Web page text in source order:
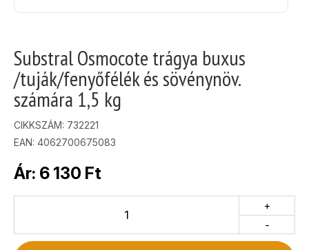
Substral Osmocote trágya buxus
/tuják/fenyőfélék és sövénynöv.
számára 1,5 kg
CIKKSZÁM: 732221
EAN: 4062700675083
Ár: 6 130 Ft
-
+